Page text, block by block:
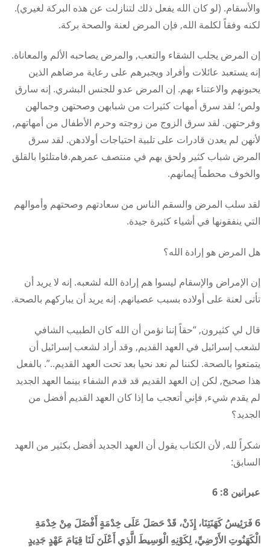
والأسقام. (لو كان الله يفعل ذلك لتنازلت عن هذه البركة لغيري).
لكنه وفقاً لكلمة الله, فإن المرض لعنة والصحة بركة.
إن المرض يجلب الشقاء والتعب, والمرض يصاحبه الألم والمعاناة.
إنه يستعبد عائلات وأفراد ويجبرهم على رعاية مرضاهم الذين
يحبونهم والاعتناء بهم. إن المرض عدو للجنس البشري. إنه سارق
ولص؛ لقد سرق أمهات كثيرات من شبابهن وصحتهن وجمالهن
وفرحتهن. لقد سرق الزوج من زوجته وحرم الأطفال من أمهاتهم,
لأنهن لم يعدن قادرات على تلبية احتياجات أولادهن. لقد سرق
المرض شباب كثير ولحق بهم في منتصف عمرهم.فامتلئوا بالقلق
والخوف محطماً إيمانهم.
لقد سلب المرض والسقم الناس من سعادتهم وصحتهم وأموالهم
التي ينفقونها في أشياء كثيرة جيدة.
هل المرض هو إرادة الله؟
إن الإمراض والإسقام ليسوا هم إرادة الله لشعبه. إنه لا يريد أن
تأتى لعنة على أولاده بسبب عصيانهم. إنه يريد أن يباركهم بالصحة.
قال لي كثيرون, “حقاً إننا نؤمن أن الله كان الطبيب الشافي
لشعب إسرائيل في العهد القديم, وقد أراد لشعب إسرائيل أن
يتمتعوا بالصحة. لكننا لم نعد نحيا بعد تحت العهد القديم..”. بالفعل
هذا صحيح, لكن إن العهد القديم قد قدم الشفاء بينما العهد الجديد
لم يقدم شيء, فإني أتعجب ما إذا كان العهد القديم أفضل من
الجديد؟
شكراً لله, لأن الكتاب يقول أن العهد الجديد أفضل بكثير من العهد
السابق:
عبرانين 8: 6
6 فَرَئِيسُ كَهَنَتِنَا، إِذَنْ، قَدْ حَصَلَ عَلَى خِدْمَةٍ أَفْضَلَ مِنْ خِدْمَةِ
الْكَهَنُوتِ الأَرْضِيِّ، لِكَوْنِهِ الْوَسِيطَ الَّذِي أَعْلَنَ لَنَا قِيَامَ عَهْدٍ جَدِيدٍ